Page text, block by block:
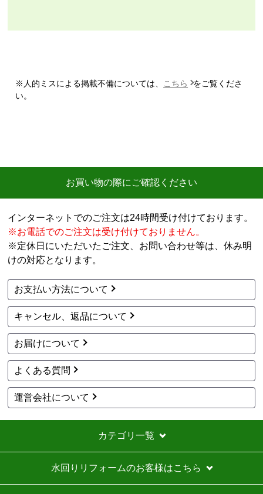
【注文からどのくらいで届きましたか？】
商品価格は安く、工事費で稼ぐ形。
い。
工事セットでは二度とつかわない
アト＠リエさん
2026年7月28日 17:11
欲しい商品をスムーズに注文できましたか？
はい
ショップからの連絡や対応は適切でしたか？
はい
予定の期日までに商品が届きましたか？
はい
商品の梱包は必要十分なものでしたか？
はい
またこのショップを利用したいですか？
いいえ
※人的ミスによる掲載不備については、 こちら
をご覧くださ
い。
お買い物の際にご確認ください
インターネットでのご注文は24時間受け付けております。
※お電話でのご注文は受け付けておりません。
※定休日にいただいたご注文、お問い合わせ等は、休み明
けの対応となります。
お支払い方法について
キャンセル、返品について
お届けについて
よくある質問
運営会社について
カテゴリ一覧
水回りリフォームのお客様はこちら